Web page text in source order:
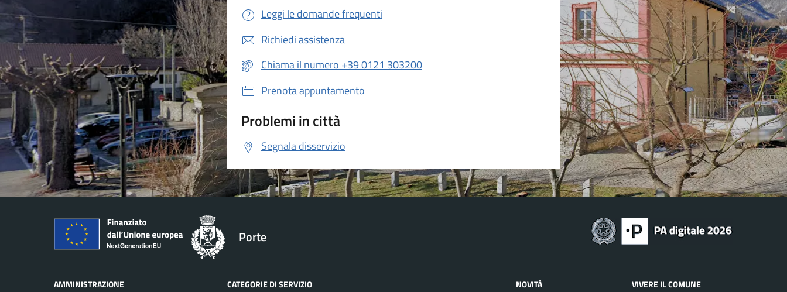
Leggi le domande frequenti
Richiedi assistenza
Chiama il numero +39 0121 303200
Prenota appuntamento
Problemi in città
Segnala disservizio
Porte
AMMINISTRAZIONE CATEGORIE DI SERVIZIO NOVITÀ VIVERE IL COMUNE